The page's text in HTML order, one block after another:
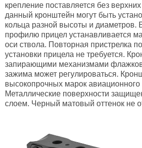
крепление поставляется без
данный кронштейн могут быть
кольца разной высоты и диаметров.
профилю прицел устанавливается
оси ствола. Повторная пристрелка
установки прицела не требуется.
запирающими механизмами
зажима может регулироваться.
высокопрочных марок
Металлические поверхности
слоем. Черный матовый оттенок не